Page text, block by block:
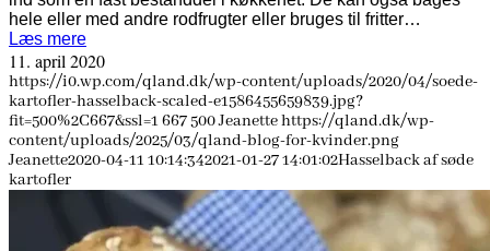
hele eller med andre rodfrugter eller bruges til fritter…
Læs mere
11. april 2020
https://i0.wp.com/qland.dk/wp-content/uploads/2020/04/soede-
kartofler-hasselback-scaled-e1586455659839.jpg?
fit=500%2C667&ssl=1 667500Jeanettehttps://qland.dk/wp-
content/uploads/2025/03/qland-blog-for-kvinder.png
Jeanette2020-04-11 10:14:342021-01-27 14:01:02Hasselback af søde
kartofler